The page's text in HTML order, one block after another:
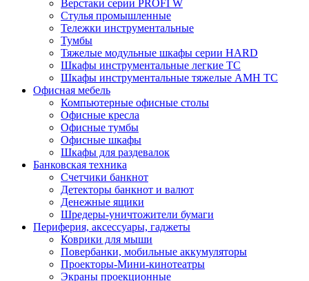
Верстаки серии PROFI W
Стулья промышленные
Тележки инструментальные
Тумбы
Тяжелые модульные шкафы серии HARD
Шкафы инструментальные легкие ТС
Шкафы инструментальные тяжелые AMH TC
Офисная мебель
Компьютерные офисные столы
Офисные кресла
Офисные тумбы
Офисные шкафы
Шкафы для раздевалок
Банковская техника
Счетчики банкнот
Детекторы банкнот и валют
Денежные ящики
Шредеры-уничтожители бумаги
Периферия, аксессуары, гаджеты
Коврики для мыши
Повербанки, мобильные аккумуляторы
Проекторы-Мини-кинотеатры
Экраны проекционные